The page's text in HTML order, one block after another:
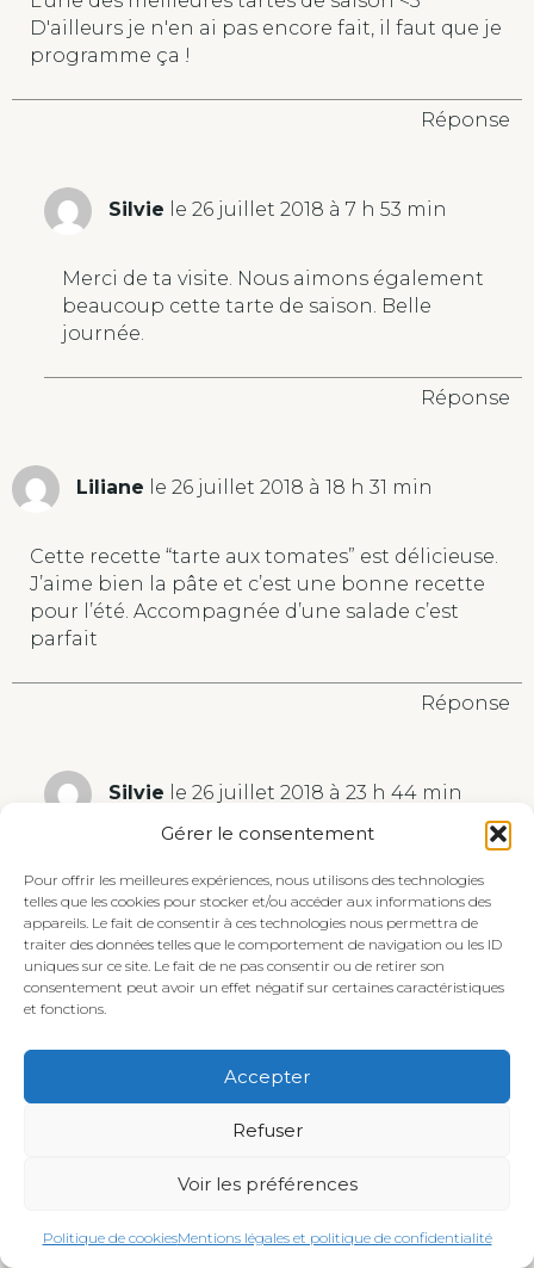
Gérer le consentement
Pour offrir les meilleures expériences, nous utilisons des technologies
telles que les cookies pour stocker et/ou accéder aux informations des
appareils. Le fait de consentir à ces technologies nous permettra de
traiter des données telles que le comportement de navigation ou les ID
uniques sur ce site. Le fait de ne pas consentir ou de retirer son
consentement peut avoir un effet négatif sur certaines caractéristiques
et fonctions.
Accepter
Refuser
Voir les préférences
Politique de cookiesMentions légales et politique de confidentialité
D'ailleurs je n'en ai pas encore fait, il faut que je
programme ça !
Réponse
Silvie le 26 juillet 2018 à 7 h 53 min
Merci de ta visite. Nous aimons également
beaucoup cette tarte de saison. Belle
journée.
Réponse
Liliane le 26 juillet 2018 à 18 h 31 min
Cette recette “tarte aux tomates” est délicieuse.
J’aime bien la pâte et c’est une bonne recette
pour l’été. Accompagnée d’une salade c’est
parfait
Réponse
Silvie le 26 juillet 2018 à 23 h 44 min
Réponse
Maeva @ Cook A Life! by Maeva
2019 à 11 h 36 min
mais en tarte c’est idéal pour manger sur le